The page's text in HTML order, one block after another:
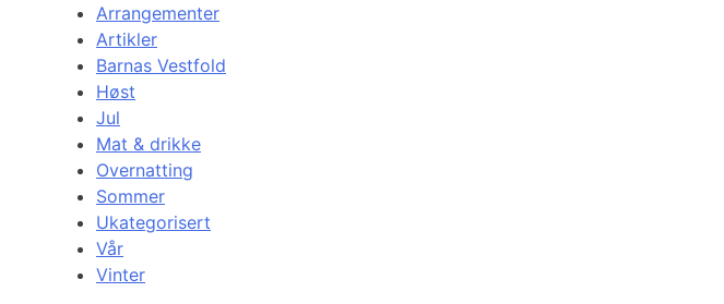
Arrangementer
Artikler
Barnas Vestfold
Høst
Jul
Mat & drikke
Overnatting
Sommer
Ukategorisert
Vår
Vinter